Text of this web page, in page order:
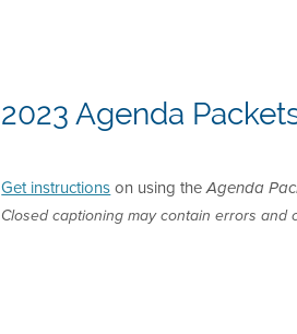
2023 Agenda
Get instructionson using theAgenda
Closed captioning may contain errors and